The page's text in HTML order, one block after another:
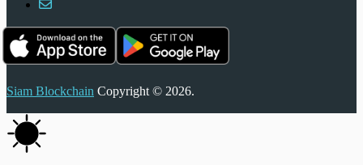
Siam Blockchain Copyright © 2026.